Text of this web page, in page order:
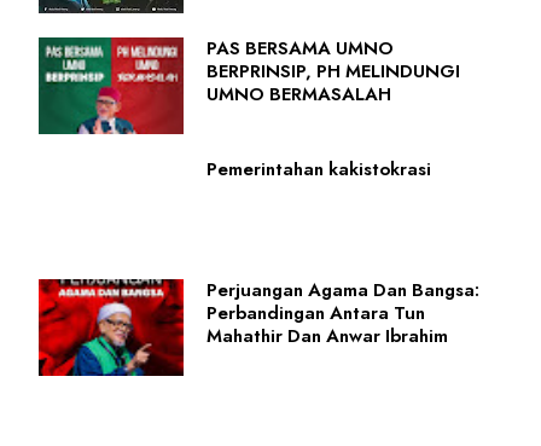
PAS BERSAMA UMNO
BERPRINSIP, PH MELINDUNGI
UMNO BERMASALAH
Pemerintahan kakistokrasi
Perjuangan Agama Dan Bangsa:
Perbandingan Antara Tun
Mahathir Dan Anwar Ibrahim